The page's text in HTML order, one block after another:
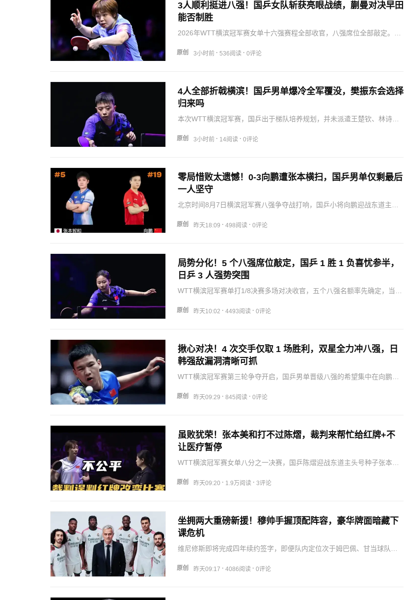
3人顺利挺进八强！国乒女队斩获亮眼战绩，蒯曼对决早田
能否制胜
2026年WTT横滨冠军赛女单十六强赛程全部收官，八强席位全部敲定。国
整体发挥稳定扎实，在男单全员止步的赛事背景下，女队扛起本站赛事的
原创 3小时前 · 536阅读 · 0评论
4人全部折戟横滨！国乒男单爆冷全军覆没，樊振东会选择
归来吗
本次WTT横滨冠军赛，国乒出于梯队培养规划，并未派遣王楚钦、林诗栋
数止步十六强，无人跻身八强，这般赛场结果，让不少关注国乒发展的观
原创 3小时前 · 14阅读 · 0评论
零局惜败太遗憾！0-3向鹏遭张本横扫，国乒男单仅剩最后
一人坚守
北京时间8月7日横滨冠军赛八强争夺战打响，国乒小将向鹏迎战东道主主
步十六强。三局比分分别定格在7-11、8-11、8-11，这位年少拿下WTT…
原创 昨天18:09 · 498阅读 · 0评论
局势分化！5 个八强席位敲定，国乒 1 胜 1 负喜忧参半，
日乒 3 人强势突围
WTT横滨冠军赛单打1/8决赛多场对决收官，五个八强名额率先确定，当日
选手集体发挥亮眼，多名外协主力轻松拿下晋级资格，后续剩余场次的抢
原创 昨天10:02 · 4493阅读 · 0评论
揪心对决！4 次交手仅取 1 场胜利，双星全力冲八强，日
韩强敌漏洞清晰可抓
WTT横滨冠军赛第三轮争夺开启，国乒男单晋级八强的希望集中在向鹏、
体处于劣势，但近期赛场状态稳步回升，外协对手打法并非无懈可击，此
原创 昨天09:29 · 845阅读 · 0评论
虽败犹荣！张本美和打不过陈熠，裁判来帮忙给红牌+不
让医疗暂停
WTT横滨冠军赛女单八分之一决赛，国乒陈熠迎战东道主头号种子张本美
板进攻质量、大范围护台能力全面在线，多次撕开对手防线，原本距离淘
原创 昨天09:20 · 1.9万阅读 · 3评论
坐拥两大重磅新援！穆帅手握顶配阵容，豪华牌面暗藏下
课危机
维尼修斯即将完成四年续约签字，即便队内定位次于姆巴佩、甘当球队二
权益达成合意，漫长谈判尘埃落定，皇马边路核心战力得以长期锁定，前
原创 昨天09:17 · 4086阅读 · 0评论